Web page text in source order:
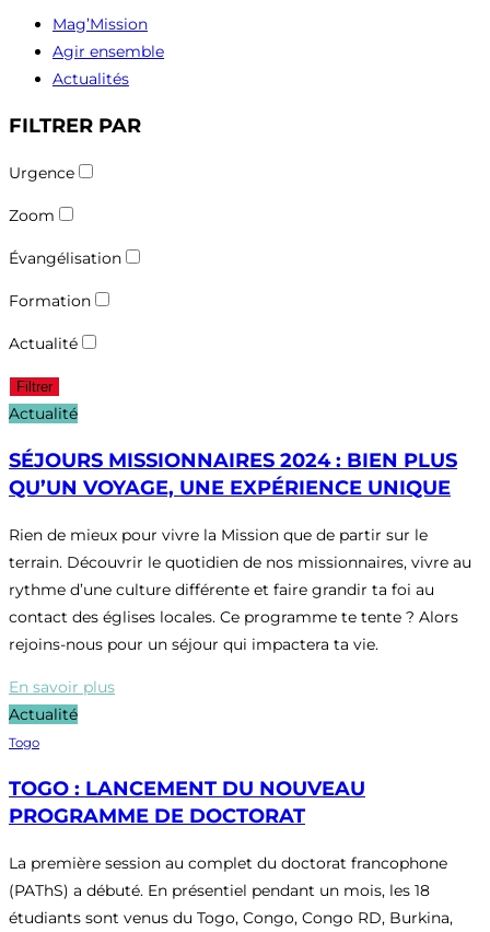
Mag’Mission
Agir ensemble
Actualités
FILTRER PAR
Urgence
Zoom
Évangélisation
Formation
Actualité
Filtrer
Actualité
SÉJOURS MISSIONNAIRES 2024 : BIEN PLUS
QU’UN VOYAGE, UNE EXPÉRIENCE UNIQUE
Rien de mieux pour vivre la Mission que de partir sur le
terrain. Découvrir le quotidien de nos missionnaires, vivre au
rythme d’une culture différente et faire grandir ta foi au
contact des églises locales. Ce programme te tente ? Alors
rejoins-nous pour un séjour qui impactera ta vie.
En savoir plus
Actualité
Togo
TOGO : LANCEMENT DU NOUVEAU
PROGRAMME DE DOCTORAT
La première session au complet du doctorat francophone
(PAThS) a débuté. En présentiel pendant un mois, les 18
étudiants sont venus du Togo, Congo, Congo RD, Burkina,